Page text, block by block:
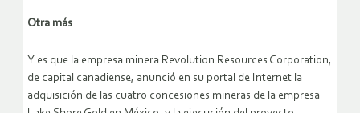
Otra más
Y es que la empresa minera Revolution Resources Corporation,
de capital canadiense, anunció en su portal de Internet la
adquisición de las cuatro concesiones mineras de la empresa